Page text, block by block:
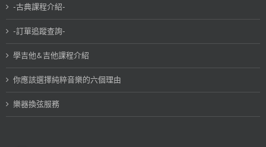
-古典課程介紹-
-訂單追蹤查詢-
學吉他&吉他課程介紹
你應該選擇純粹音樂的六個理由
樂器換弦服務